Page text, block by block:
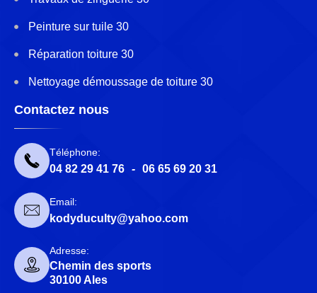
Peinture sur tuile 30
Réparation toiture 30
Nettoyage démoussage de toiture 30
Contactez nous
Téléphone:
04 82 29 41 76 - 06 65 69 20 31
Email:
kodyduculty@yahoo.com
Adresse:
Chemin des sports
30100 Ales